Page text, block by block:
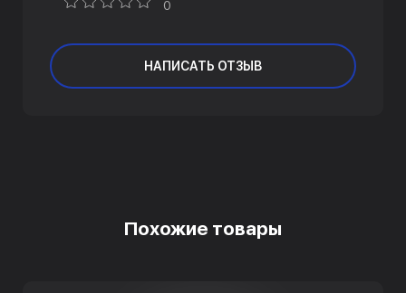
0
НАПИСАТЬ ОТЗЫВ
Похожие товары